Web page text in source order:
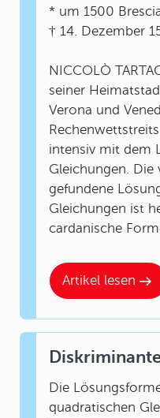
Artikel lesen
* um 1500
† 14. Dezember
NICCOLÒ
seiner
Verona und
intensiv mit dem
Gleichungen. Die
gefundene
Gleichungen ist
cardanische
Die
quadratischen